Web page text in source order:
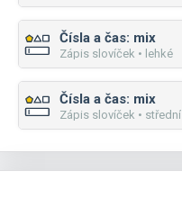
Čísla a čas: mix
Zápis slovíček • lehké
Čísla a čas: mix
Zápis slovíček • střední